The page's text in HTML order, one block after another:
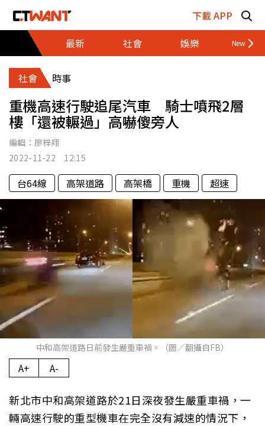
下載 APP
最新
社會 娛樂 財經
社會 時事
重機高速行駛追尾汽車 騎士噴飛2層
樓「還被輾過」高嚇傻旁人
編輯： 廖梓翔
2022-11-22 12:15
台64線 高架道路 高架橋 重機 超速
中和高架道路日前發生嚴重車禍。（圖／翻攝自FB）
A+ A-
新北市中和高架道路於21日深夜發生嚴重車禍，一
輛高速行駛的重型機車在完全沒有減速的情況下，